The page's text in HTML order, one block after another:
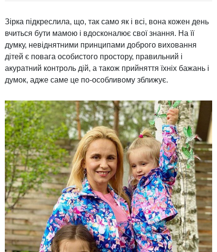
Зірка підкреслила, що, так само як і всі, вона кожен день
вчиться бути мамою і вдосконалює свої знання. На її
думку, невіднятними принципами доброго виховання
дітей є повага особистого простору, правильний і
акуратний контроль дій, а також прийняття їхніх бажань і
думок, адже саме це по-особливому зближує.